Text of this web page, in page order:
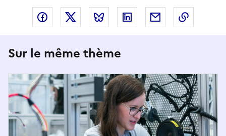
Partager via Facebook
Partager via XPartager via Bluesky
Partager via LinkedIn
Partager par
Sur le même thème